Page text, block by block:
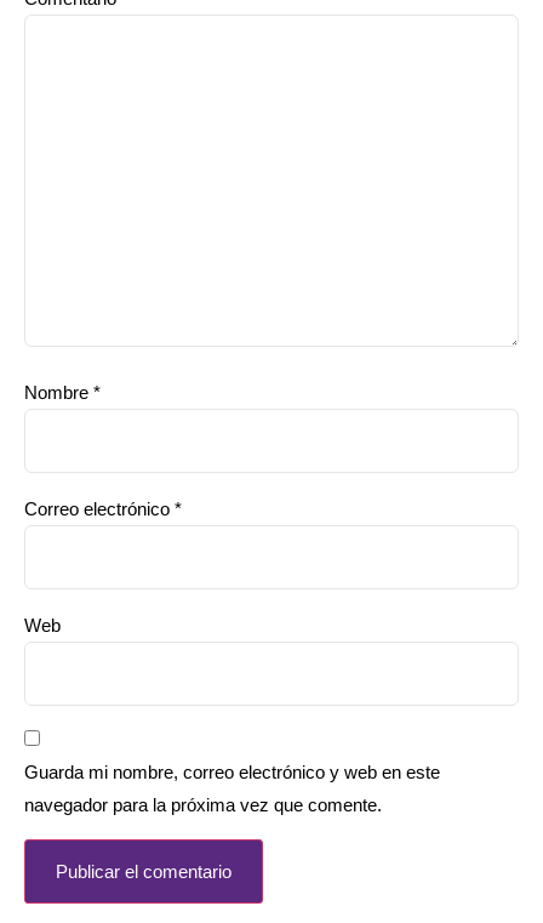
Nombre *
Correo electrónico *
Web
Guarda mi nombre, correo electrónico y web en este
navegador para la próxima vez que comente.